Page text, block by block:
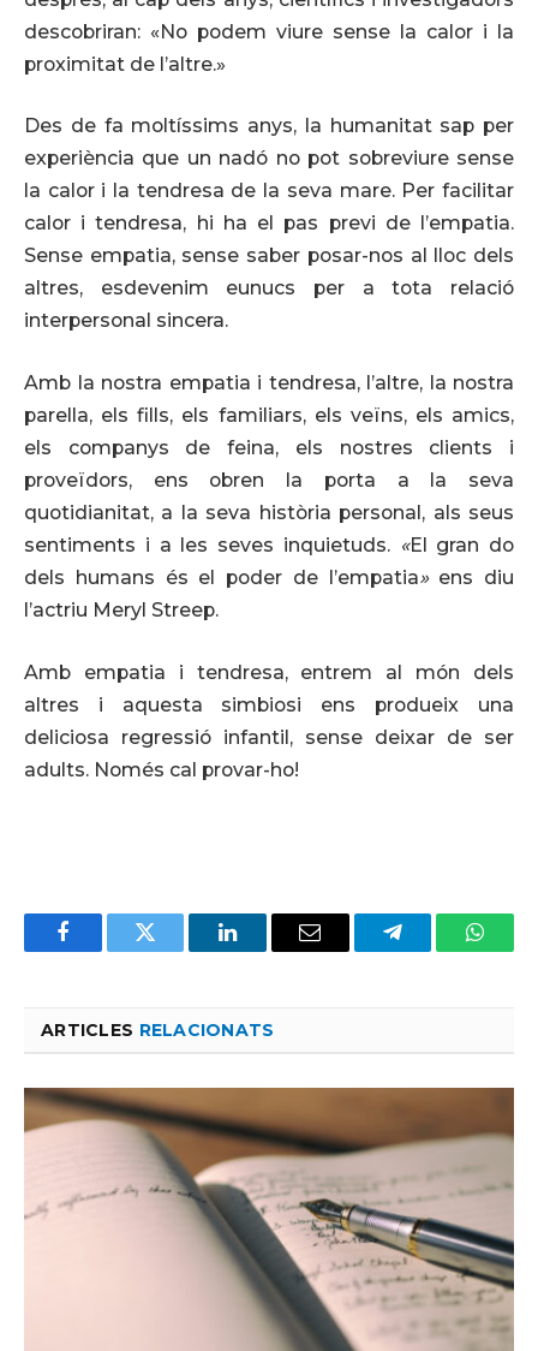
descobriran: «No podem viure sense la calor i la
proximitat de l’altre.»
Des de fa moltíssims anys, la humanitat sap per
experiència que un nadó no pot sobreviure sense
la calor i la tendresa de la seva mare. Per facilitar
calor i tendresa, hi ha el pas previ de l’empatia.
Sense empatia, sense saber posar-nos al lloc dels
altres, esdevenim eunucs per a tota relació
interpersonal sincera.
Amb la nostra empatia i tendresa, l’altre, la nostra
parella, els fills, els familiars, els veïns, els amics,
els companys de feina, els nostres clients i
proveïdors, ens obren la porta a la seva
quotidianitat, a la seva història personal, als seus
sentiments i a les seves inquietuds. «El gran do
dels humans és el poder de l’empatia»ens diu
l’actriu Meryl Streep.
Amb empatia i tendresa, entrem al món dels
altres i aquesta simbiosi ens produeix una
deliciosa regressió infantil, sense deixar de ser
adults. Només cal provar-ho!
FacebookTwitter LinkedInEmail Telegram
ARTICLES RELACIONATS